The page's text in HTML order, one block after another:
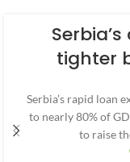
tighter
Serbia’s rapid loan
to nearly 80% of
to raise